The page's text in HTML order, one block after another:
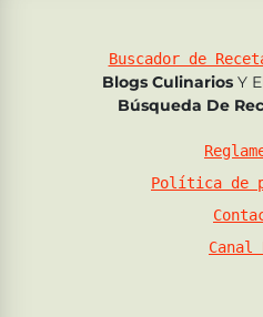
Buscador de
Blogs Culinarios Y
Búsqueda De
Política de
Canal